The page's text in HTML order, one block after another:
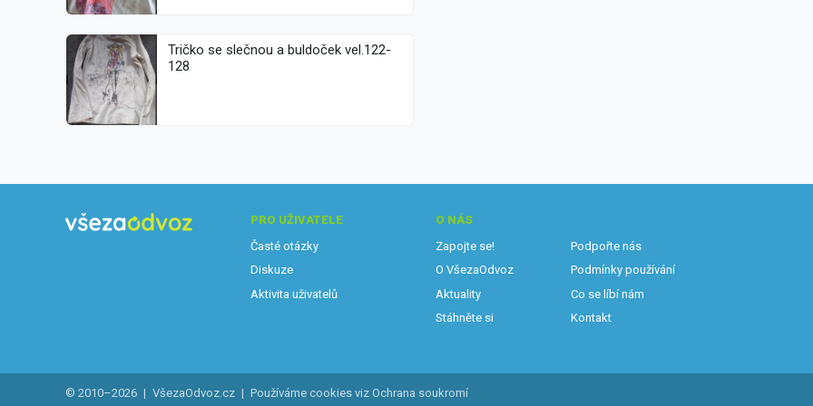
Tričko se slečnou a buldoček vel.122-
128
PRO UŽIVATELE
Časté otázky
Diskuze
Aktivita uživatelů
O NÁS
Zapojte se!
O VšezaOdvoz
Aktuality
Stáhněte si
Podpořte nás
Podmínky používání
Co se líbí nám
Kontakt
© 2010–2026 | VšezaOdvoz.cz | Používáme cookies viz Ochrana soukromí